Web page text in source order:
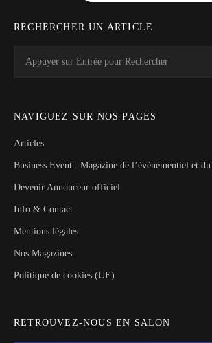
RECHERCHER UN ARTICLE
for:
NAVIGUEZ SUR NOS PAGES
Articles
Business Event : Magazine de l’évènementiel et
Devenir Annonceur officiel
Info & Contact
Mentions légales
Nos Magazines
Politique de cookies (UE)
RETROUVEZ-NOUS EN SALON